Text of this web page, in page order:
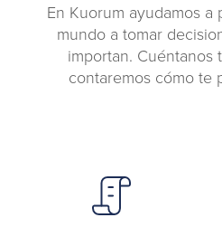
En Kuorum ayudamos
mundo a tomar
importan. Cuéntanos
contaremos cómo te